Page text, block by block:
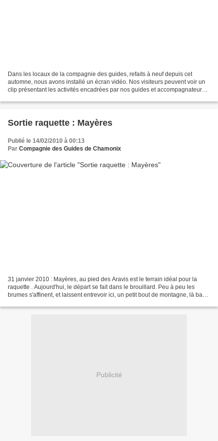
Dans les locaux de la compagnie des guides, refaits à neuf depuis cet
automne, nous avons installé un écran vidéo. Nos visiteurs peuvent voir un
clip présentant les activités encadrées par nos guides et accompagnateurs
Sortie raquette : Mayères
Publié le 14/02/2010 à 00:13
Par Compagnie des Guides de Chamonix
31 janvier 2010 : Mayères, au pied des Aravis est le terrain idéal pour la
raquette . Aujourd'hui, le départ se fait dans le brouillard. Peu à peu les
brumes s'affinent, et laissent entrevoir ici, un petit bout de montagne, là bas,
Publicité